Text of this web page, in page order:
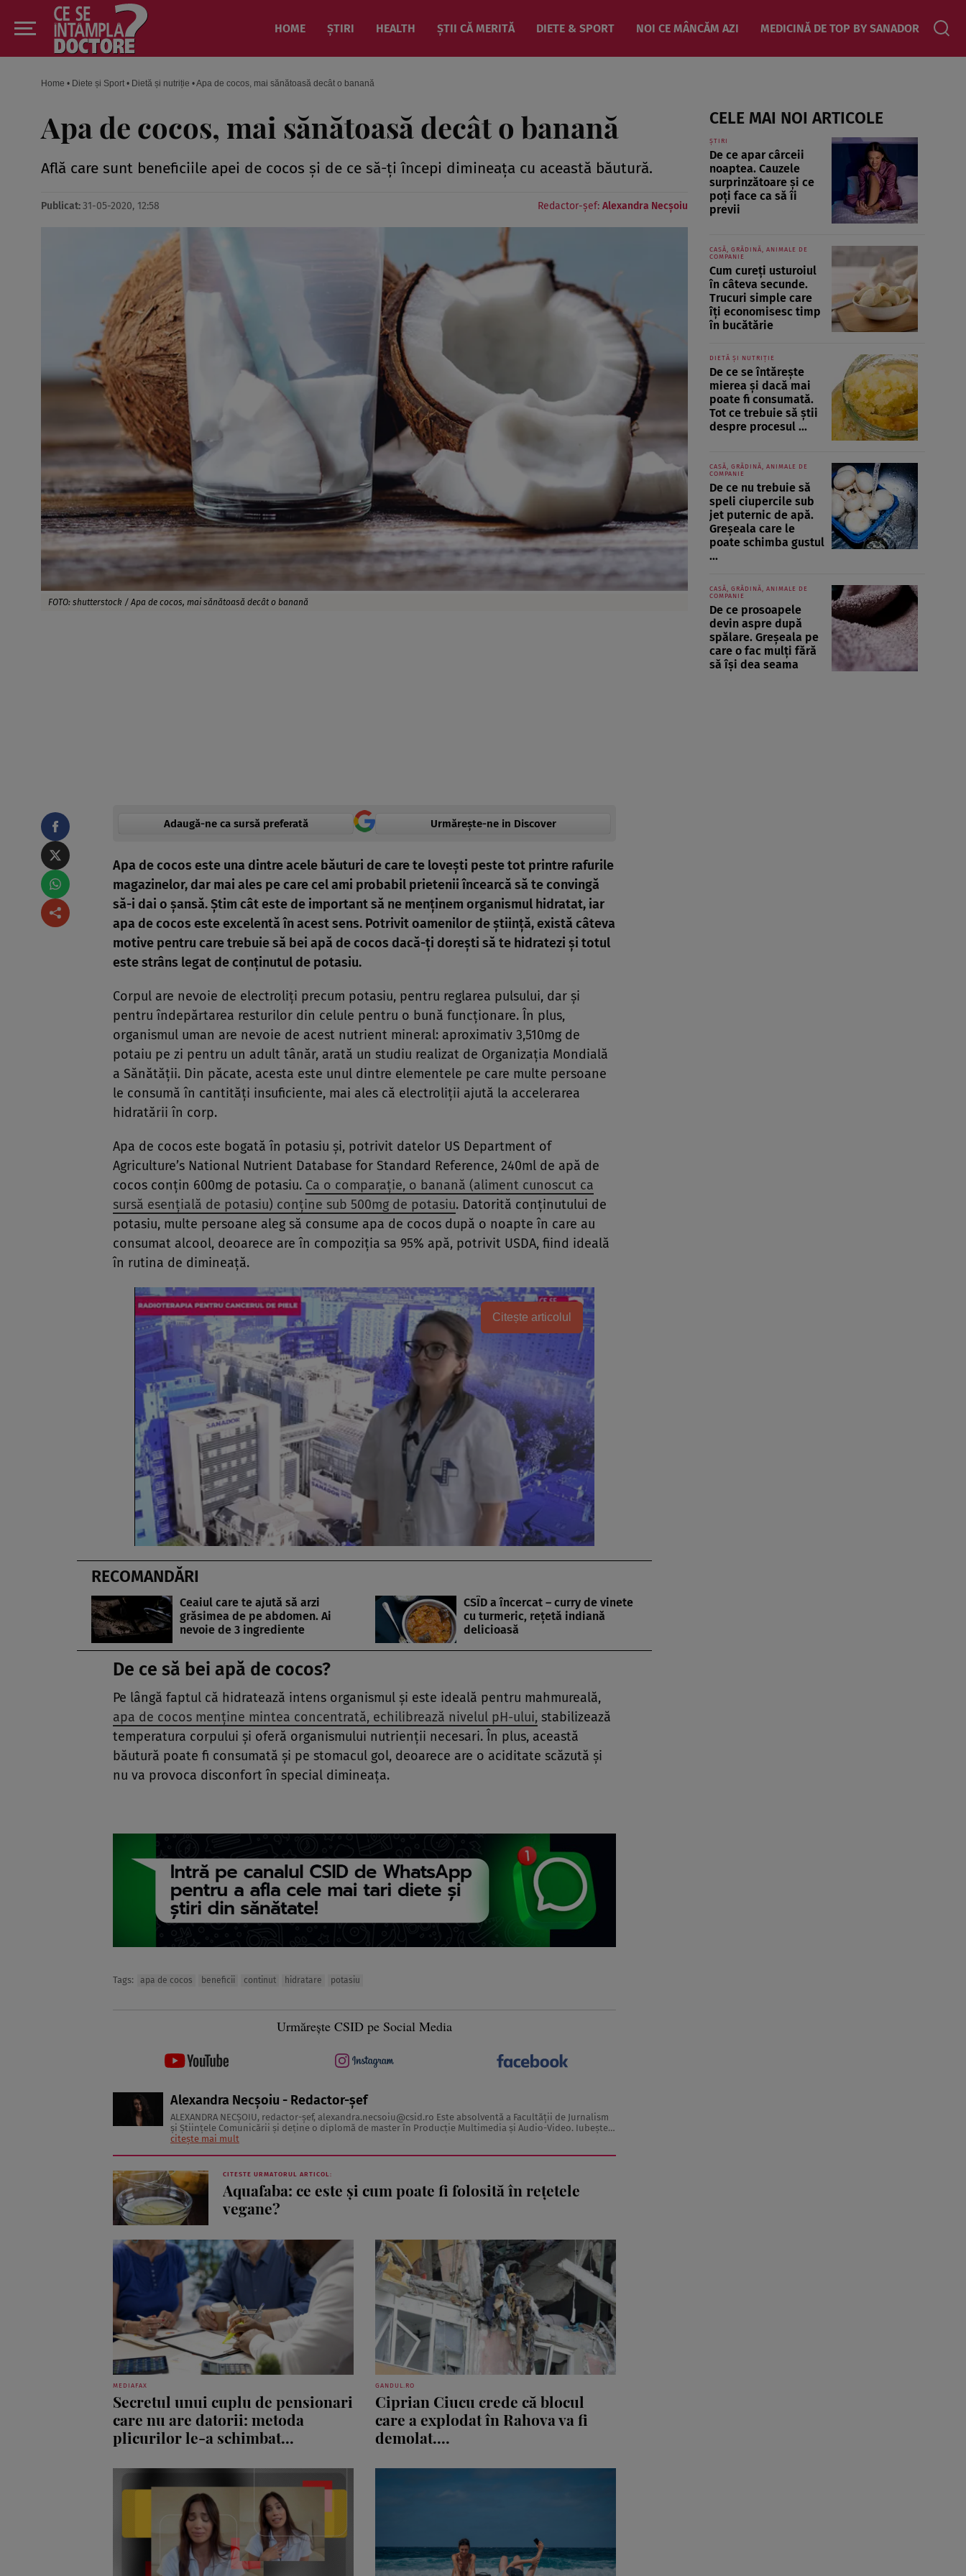
HOME ȘTIRI HEALTH ȘTII CĂ MERITĂ DIETE & SPORT NOI CE MÂNCĂM AZI MEDICINĂ DE TOP BY SANADOR
Home • Diete și Sport • Dietă și nutriție •Apa de cocos, mai sănătoasă decât o banană
Apa de cocos, mai sănătoasă decât o banană
Află care sunt beneficiile apei de cocos şi de ce să-ţi începi dimineaţa cu această băutură.
Publicat:31-05-2020, 12:58 Redactor-șef: Alexandra Necșoiu
FOTO: shutterstock / Apa de cocos, mai sănătoasă decât o banană
Adaugă-ne ca sursă preferată Urmărește-ne in Discover
Apa de cocos este una dintre acele băuturi de care te loveşti peste tot printre rafurile
magazinelor, dar mai ales pe care cel ami probabil prietenii încearcă să te convingă
să-i dai o şansă. Ştim cât este de important să ne menţinem organismul hidratat, iar
apa de cocos este excelentă în acest sens. Potrivit oamenilor de ştiinţă, există câteva
motive pentru care trebuie să bei apă de cocos dacă-ţi doreşti să te hidratezi şi totul
este strâns legat de conţinutul de potasiu.
Corpul are nevoie de electroliţi precum potasiu, pentru reglarea pulsului, dar şi
pentru îndepărtarea resturilor din celule pentru o bună funcţionare. În plus,
organismul uman are nevoie de acest nutrient mineral: aproximativ 3,510mg de
potaiu pe zi pentru un adult tânăr, arată un studiu realizat de Organizaţia Mondială
a Sănătăţii. Din păcate, acesta este unul dintre elementele pe care multe persoane
le consumă în cantităţi insuficiente, mai ales că electroliţii ajută la accelerarea
hidratării în corp.
Apa de cocos este bogată în potasiu şi, potrivit datelor US Department of
Agriculture’s National Nutrient Database for Standard Reference, 240ml de apă de
cocos conţin 600mg de potasiu. Ca o comparaţie, o banană (aliment cunoscut ca
sursă esenţială de potasiu) conţine sub 500mg de potasiu. Datorită conţinutului de
potasiu, multe persoane aleg să consume apa de cocos după o noapte în care au
consumat alcool, deoarece are în compoziţia sa 95% apă, potrivit USDA, fiind ideală
în rutina de dimineaţă.
Citește articolul
RECOMANDĂRI
Ceaiul care te ajută să arzi
grăsimea de pe abdomen. Ai
nevoie de 3 ingrediente
CSÎD a încercat – curry de vinete
cu turmeric, reţetă indiană
delicioasă
De ce să bei apă de cocos?
Pe lângă faptul că hidratează intens organismul şi este ideală pentru mahmureală,
apa de cocos menţine mintea concentrată, echilibrează nivelul pH-ului, stabilizează
temperatura corpului şi oferă organismului nutrienţii necesari. În plus, această
băutură poate fi consumată şi pe stomacul gol, deoarece are o aciditate scăzută şi
nu va provoca disconfort în special dimineaţa.
Tags: apa de cocos beneficii continut hidratare potasiu
Urmărește CSID pe Social Media
Alexandra Necșoiu - Redactor-șef
ALEXANDRA NECŞOIU, redactor-șef, alexandra.necsoiu@csid.ro Este absolventă a Facultăţii de Jurnalism
şi Ştiinţele Comunicării şi deţine o diplomă de master în Producţie Multimedia şi Audio-Video. Iubeşte
să scrie şi nu se vede făcând altceva, acesta fiind visul ei încă de pe ...
citește mai mult
CITESTE URMATORUL ARTICOL:
Aquafaba: ce este şi cum poate fi folosită în reţetele
vegane?
MEDIAFAX
Secretul unui cuplu de pensionari
care nu are datorii: metoda
plicurilor le-a schimbat...
GANDUL.RO
Ciprian Ciucu crede că blocul
care a explodat în Rahova va fi
demolat....
CELE MAI NOI ARTICOLE
ȘTIRI
De ce apar cârceii
noaptea. Cauzele
surprinzătoare și ce
poți face ca să îi
previi
CASĂ, GRĂDINĂ, ANIMALE DE
COMPANIE
Cum cureți usturoiul
în câteva secunde.
Trucuri simple care
îți economisesc timp
în bucătărie
DIETĂ ȘI NUTRIȚIE
De ce se întărește
mierea și dacă mai
poate fi consumată.
Tot ce trebuie să știi
despre procesul ...
CASĂ, GRĂDINĂ, ANIMALE DE
COMPANIE
De ce nu trebuie să
speli ciupercile sub
jet puternic de apă.
Greșeala care le
poate schimba gustul
...
CASĂ, GRĂDINĂ, ANIMALE DE
COMPANIE
De ce prosoapele
devin aspre după
spălare. Greșeala pe
care o fac mulți fără
să își dea seama